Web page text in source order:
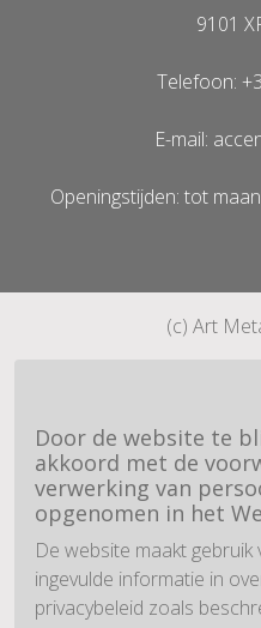
9101
Telefoon:
E-mail:
Openingstijden: tot
(c) Art
Door de website te
akkoord met de
verwerking van
opgenomen in het
De website maakt
ingevulde informatie in
privacybeleid zoals